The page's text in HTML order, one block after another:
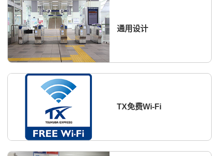
通用设计
TX免费Wi-Fi